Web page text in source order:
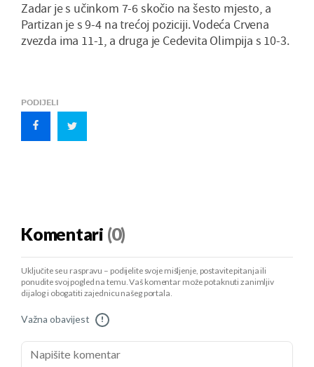
Zadar je s učinkom 7-6 skočio na šesto mjesto, a
Partizan je s 9-4 na trećoj poziciji. Vodeća Crvena
zvezda ima 11-1, a druga je Cedevita Olimpija s 10-3.
PODIJELI
Komentari (0)
Uključite se u raspravu – podijelite svoje mišljenje, postavite pitanja ili
ponudite svoj pogled na temu. Vaš komentar može potaknuti zanimljiv
dijalog i obogatiti zajednicu našeg portala.
Važna obavijest !